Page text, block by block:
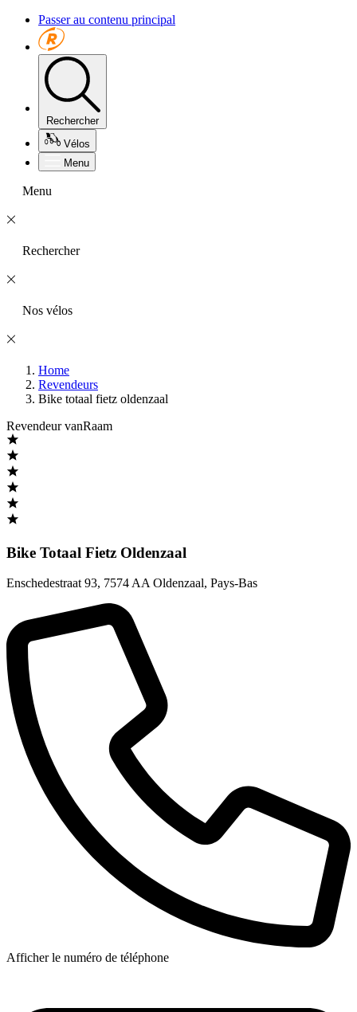
Passer au contenu principal
Rechercher
Vélos
Menu
Menu
Rechercher
Nos vélos
Home
Revendeurs
Bike totaal fietz oldenzaal
Revendeur vanRaam
Bike Totaal Fietz Oldenzaal
Enschedestraat 93, 7574 AA Oldenzaal, Pays-Bas
Afficher le numéro de téléphone